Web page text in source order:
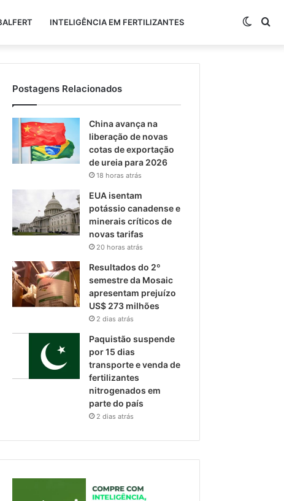
INTELIGÊNCIA EM FERTILIZANTES Switch
Postagens Relacionados
China avança na
liberação de novas
cotas de exportação
de ureia para 2026
18 horas atrás
EUA isentam
potássio canadense e
minerais críticos de
novas tarifas
20 horas atrás
Resultados do 2º
semestre da Mosaic
apresentam prejuízo
US$ 273 milhões
2 dias atrás
Paquistão suspende
por 15 dias
transporte e venda de
fertilizantes
nitrogenados em
parte do país
2 dias atrás